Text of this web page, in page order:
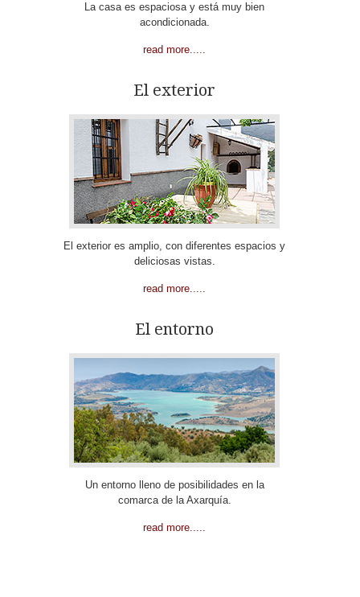
La casa es espaciosa y está muy bien
acondicionada.
read more.....
El exterior
El exterior es amplio, con diferentes espacios y
deliciosas vistas.
read more.....
El entorno
Un entorno lleno de posibilidades en la
comarca de la Axarquía.
read more.....